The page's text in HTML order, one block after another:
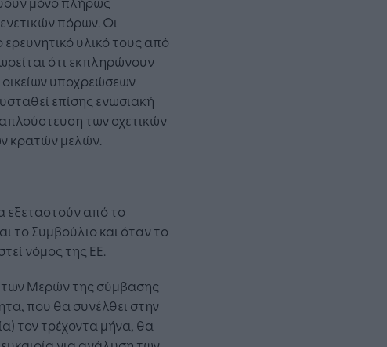
πόρων. Οι
υλικό τους από
ότι εκπληρώνουν
υποχρεώσεων
επίσης ενωσιακή
των σχετικών
κρατών μελών.
εξεταστούν από το
το Συμβούλιο και όταν το
νόμος της ΕΕ.
των Μερών της σύμβασης
που θα συνέλθει στην
τον τρέχοντα μήνα, θα